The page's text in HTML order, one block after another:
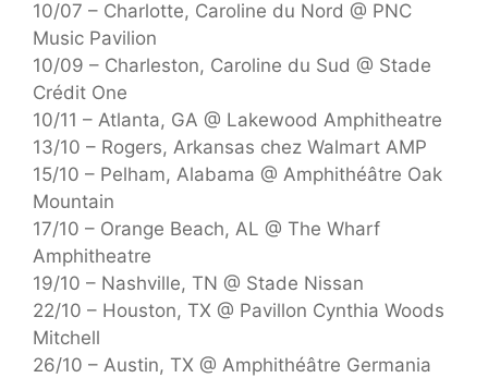
10/07 – Charlotte, Caroline du Nord @ PNC
Music Pavilion
10/09 – Charleston, Caroline du Sud @ Stade
Crédit One
10/11 – Atlanta, GA @ Lakewood Amphitheatre
13/10 – Rogers, Arkansas chez Walmart AMP
15/10 – Pelham, Alabama @ Amphithéâtre Oak
Mountain
17/10 – Orange Beach, AL @ The Wharf
Amphitheatre
19/10 – Nashville, TN @ Stade Nissan
22/10 – Houston, TX @ Pavillon Cynthia Woods
Mitchell
26/10 – Austin, TX @ Amphithéâtre Germania